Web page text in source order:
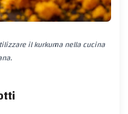
il kurkuma nella cucina